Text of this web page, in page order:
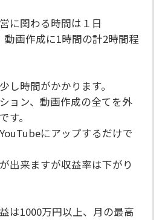
に関わる時間は１日
動画作成に1時間の計2時間程
し時間がかかります。
ョン、動画作成の全てを外
す。
にアップするだけで
出来ますが収益率は下がり
は1000万円以上、月の最高